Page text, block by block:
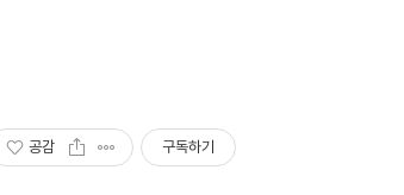
공감 구독하기